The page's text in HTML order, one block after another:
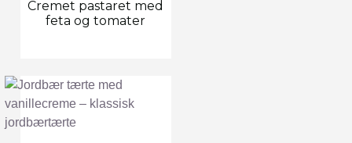
Cremet pastaret med
feta og tomater